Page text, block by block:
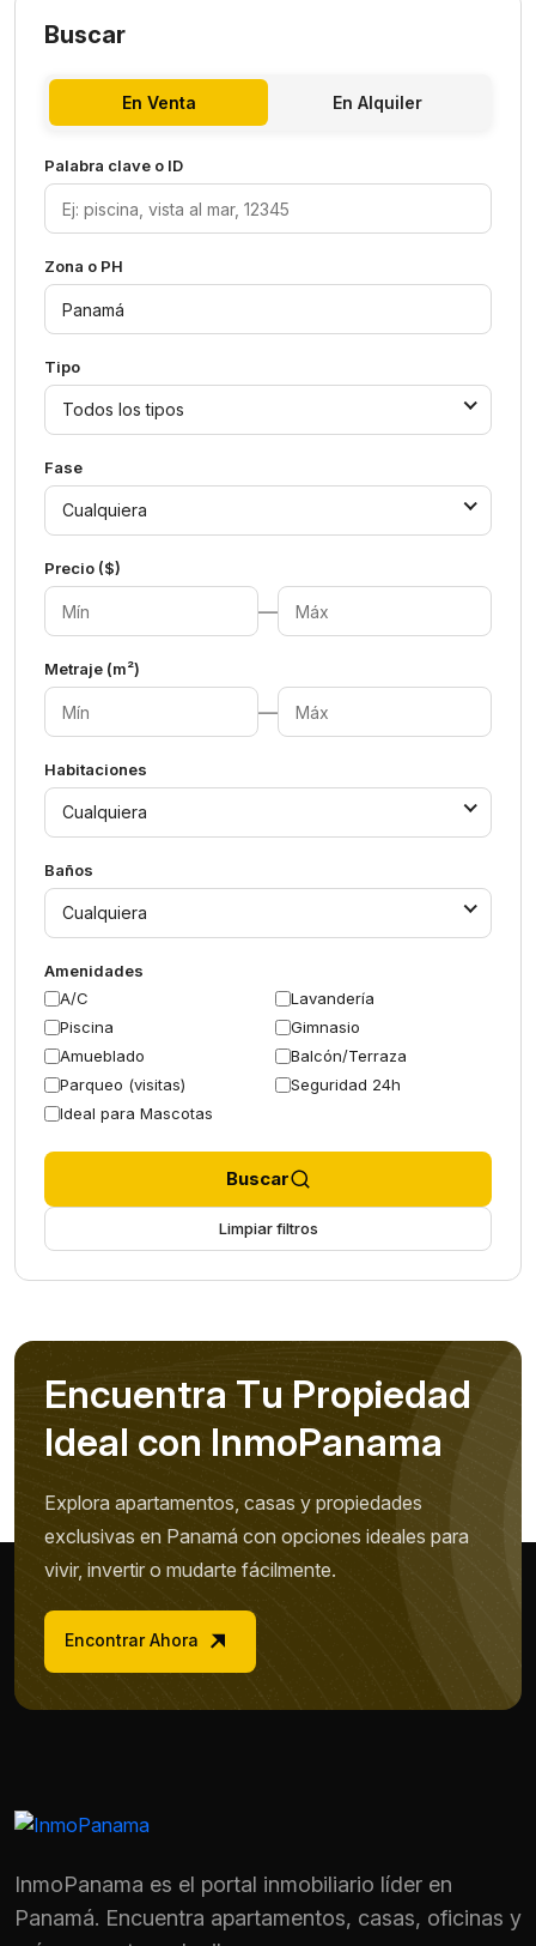
Buscar
En Venta En Alquiler
Palabra clave o ID
Zona o PH
Tipo
Todos los tipos
Fase
Cualquiera
Precio ($)
—
Metraje (m²)
—
Habitaciones
Cualquiera
Baños
Cualquiera
Amenidades
A/C
Lavandería
Piscina
Gimnasio
Amueblado
Balcón/Terraza
Parqueo (visitas)
Seguridad 24h
Ideal para Mascotas
Buscar
Limpiar filtros
Encuentra Tu Propiedad
Ideal con InmoPanama
Explora apartamentos, casas y propiedades
exclusivas en Panamá con opciones ideales para
vivir, invertir o mudarte fácilmente.
Encontrar Ahora
InmoPanama es el portal inmobiliario líder en
Panamá. Encuentra apartamentos, casas, oficinas y